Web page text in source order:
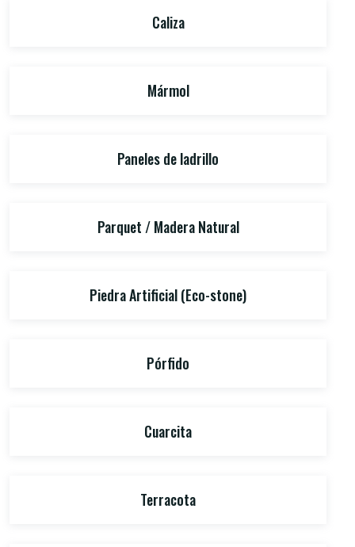
Caliza
Mármol
Paneles de ladrillo
Parquet / Madera Natural
Piedra Artificial (Eco-stone)
Pórfido
Cuarcita
Terracota